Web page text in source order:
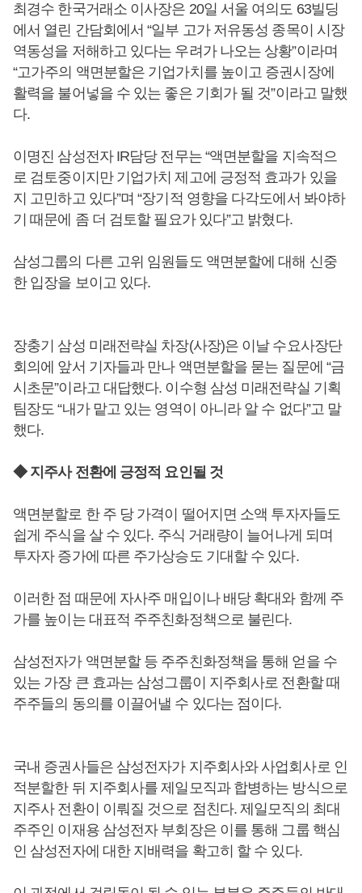
최경수 한국거래소 이사장은 20일 서울 여의도 63빌딩
에서 열린 간담회에서 “일부 고가 저유동성 종목이 시장
역동성을 저해하고 있다는 우려가 나오는 상황”이라며
“고가주의 액면분할은 기업가치를 높이고 증권시장에
활력을 불어넣을 수 있는 좋은 기회가 될 것”이라고 말했
다.
이명진 삼성전자 IR담당 전무는 “액면분할을 지속적으
로 검토중이지만 기업가치 제고에 긍정적 효과가 있을
지 고민하고 있다”며 “장기적 영향을 다각도에서 봐야하
기 때문에 좀 더 검토할 필요가 있다”고 밝혔다.
삼성그룹의 다른 고위 임원들도 액면분할에 대해 신중
한 입장을 보이고 있다.
장충기 삼성 미래전략실 차장(사장)은 이날 수요사장단
회의에 앞서 기자들과 만나 액면분할을 묻는 질문에 “금
시초문”이라고 대답했다. 이수형 삼성 미래전략실 기획
팀장도 “내가 맡고 있는 영역이 아니라 알 수 없다”고 말
했다.
◆ 지주사 전환에 긍정적 요인될 것
액면분할로 한 주 당 가격이 떨어지면 소액 투자자들도
쉽게 주식을 살 수 있다. 주식 거래량이 늘어나게 되며
투자자 증가에 따른 주가상승도 기대할 수 있다.
이러한 점 때문에 자사주 매입이나 배당 확대와 함께 주
가를 높이는 대표적 주주친화정책으로 불린다.
삼성전자가 액면분할 등 주주친화정책을 통해 얻을 수
있는 가장 큰 효과는 삼성그룹이 지주회사로 전환할 때
주주들의 동의를 이끌어낼 수 있다는 점이다.
국내 증권사들은 삼성전자가 지주회사와 사업회사로 인
적분할한 뒤 지주회사를 제일모직과 합병하는 방식으로
지주사 전환이 이뤄질 것으로 점친다. 제일모직의 최대
주주인 이재용 삼성전자 부회장은 이를 통해 그룹 핵심
인 삼성전자에 대한 지배력을 확고히 할 수 있다.